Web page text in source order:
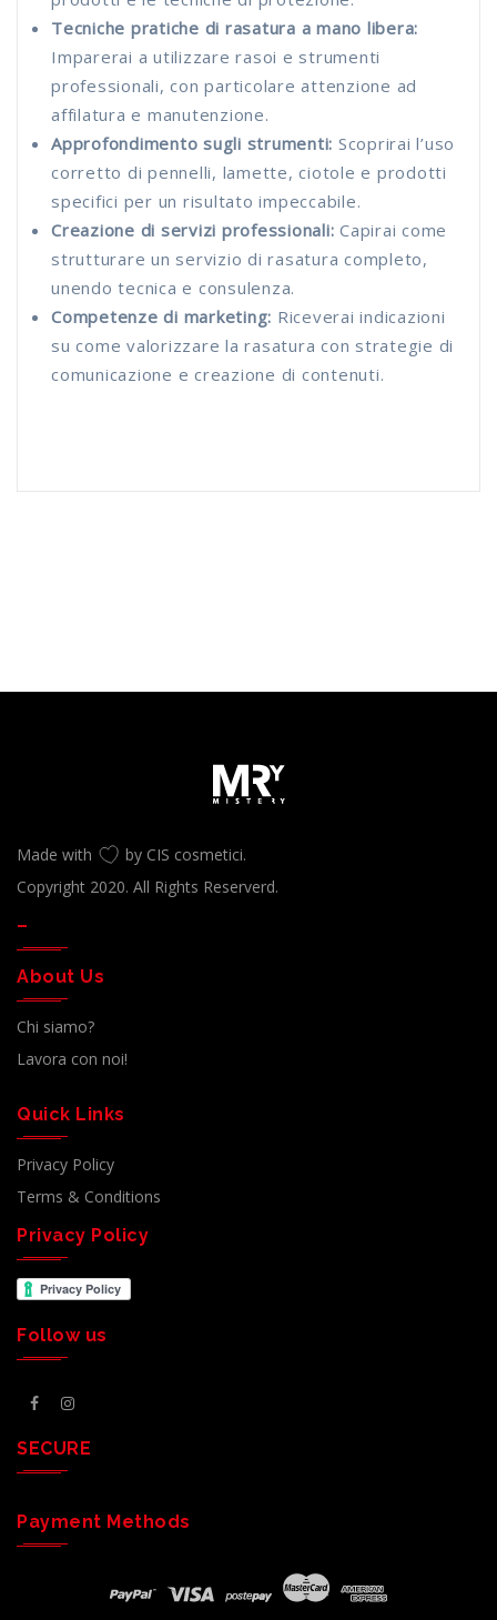
Tecniche pratiche di rasatura a mano libera:
Imparerai a utilizzare rasoi e strumenti
professionali, con particolare attenzione ad
affilatura e manutenzione.
Approfondimento sugli strumenti: Scoprirai l’uso
corretto di pennelli, lamette, ciotole e prodotti
specifici per un risultato impeccabile.
Creazione di servizi professionali: Capirai come
strutturare un servizio di rasatura completo,
unendo tecnica e consulenza.
Competenze di marketing: Riceverai indicazioni
su come valorizzare la rasatura con strategie di
comunicazione e creazione di contenuti.
Made with
by CIS cosmetici.
Copyright 2020. All Rights Reserverd.
–
About Us
Chi siamo?
Lavora con noi!
Quick Links
Privacy Policy
Terms & Conditions
Privacy Policy
Follow us
SECURE
Payment Methods